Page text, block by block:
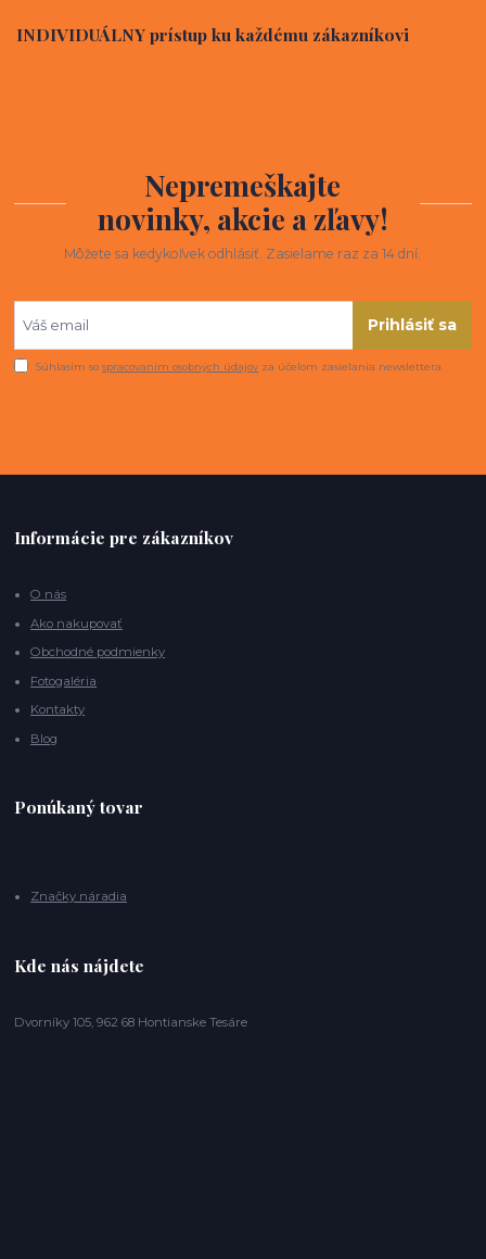
INDIVIDUÁLNY prístup ku každému zákazníkovi
Nepremeškajte
novinky, akcie a zľavy!
Môžete sa kedykoľvek odhlásiť. Zasielame raz za 14 dní.
Prihlásiť sa
Súhlasím sospracovaním osobných údajov za účelom zasielania newslettera.
Informácie pre zákazníkov
O nás
Ako nakupovať
Obchodné podmienky
Fotogaléria
Kontakty
Blog
Ponúkaný tovar
Značky náradia
Kde nás nájdete
Dvorníky 105, 962 68 Hontianske Tesáre